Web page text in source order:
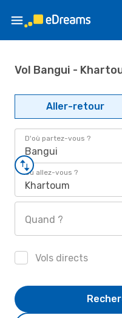
Vol Bangui -
Aller-retour
D'où partez-vous ?
Bangui
Où allez-vous ?
Khartoum
Quand ?
Vols directs